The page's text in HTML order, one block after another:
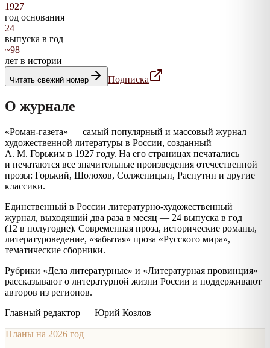
1927
год основания
24
выпуска в год
~98
лет в истории
Читать свежий номер Подписка
О журнале
«Роман-газета» — самый популярный и массовый журнал
художественной литературы в России, созданный
А. М. Горьким в 1927 году. На его страницах печатались
и печатаются все значительные произведения отечественной
прозы: Горький, Шолохов, Солженицын, Распутин и другие
классики.
Единственный в России литературно-художественный
журнал, выходящий два раза в месяц — 24 выпуска в год
(12 в полугодие). Современная проза, исторические романы,
литературоведение, «забытая» проза «Русского мира»,
тематические сборники.
Рубрики «Дела литературные» и «Литературная провинция»
рассказывают о литературной жизни России и поддерживают
авторов из регионов.
Главный редактор — Юрий Козлов
Планы на 2026 год